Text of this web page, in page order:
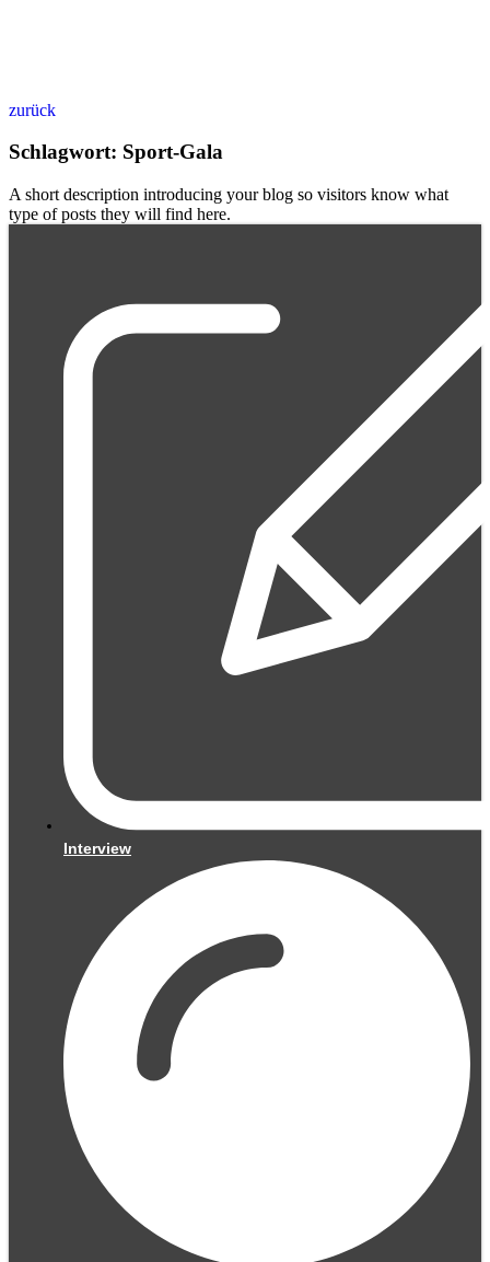
zurück
Schlagwort: Sport-Gala
A short description introducing your blog so visitors know what
type of posts they will find here.
Interview